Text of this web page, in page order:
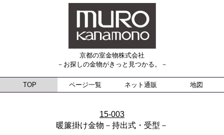
京都の室金物株式会社
－お探しの金物がきっと見つかる。－
TOP ページ一覧 ネット通販 地図
15-003
暖簾掛け金物－持出式・受型－